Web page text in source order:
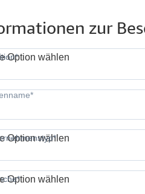
zur
Option wählen
Option wählen
Option wählen